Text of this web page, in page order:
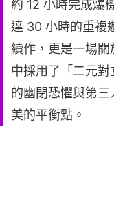
約 12 小時完成爆
達 30 小時的重複
續作，更是一場
中採用了「二元
的幽閉恐懼與第
美的平衡點。